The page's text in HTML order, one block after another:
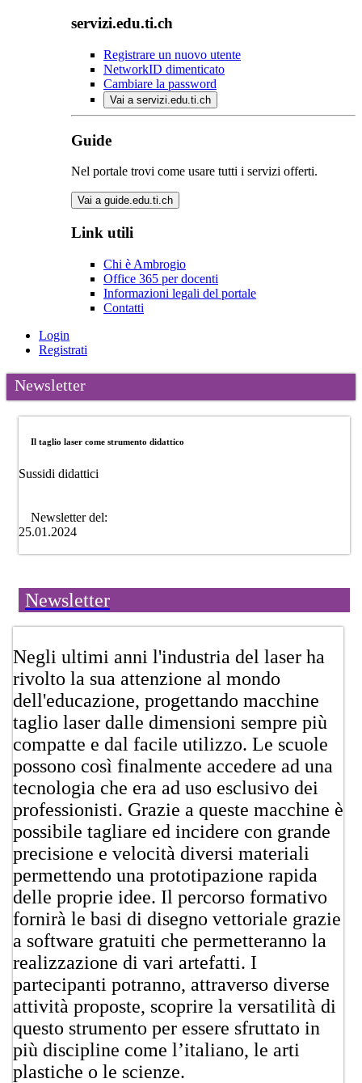
servizi.edu.ti.ch
Registrare un nuovo utente
NetworkID dimenticato
Cambiare la password
Vai a servizi.edu.ti.ch
Guide
Nel portale trovi come usare tutti i servizi offerti.
Vai a guide.edu.ti.ch
Link utili
Chi è Ambrogio
Office 365 per docenti
Informazioni legali del portale
Contatti
Login
Registrati
Newsletter
Il taglio laser come strumento didattico
Sussidi didattici
Newsletter del:
25.01.2024
Newsletter
​​Negli ultimi anni l'industria del laser ha
rivolto la sua attenzione al mondo
dell'educazione, progettando macchine
taglio laser dalle dimensioni sempre più
compatte e dal facile utilizzo. Le scuole
possono così finalmente accedere ad una
tecnologia che era ad uso esclusivo dei
professionisti. Grazie a queste macchine è
possibile tagliare ed incidere con grande
precisione e velocità diversi materiali
permettendo una prototipazione rapida
delle proprie idee. Il percorso formativo
fornirà le basi di disegno vettoriale grazie
a software gratuiti che permetteranno la
realizzazione di vari artefatti. I
partecipanti potranno, attraverso diverse
attività proposte, scoprire la versatilità di
questo strumento per essere sfruttato in
più discipline come l’italiano, le arti
plastiche o le scienze.